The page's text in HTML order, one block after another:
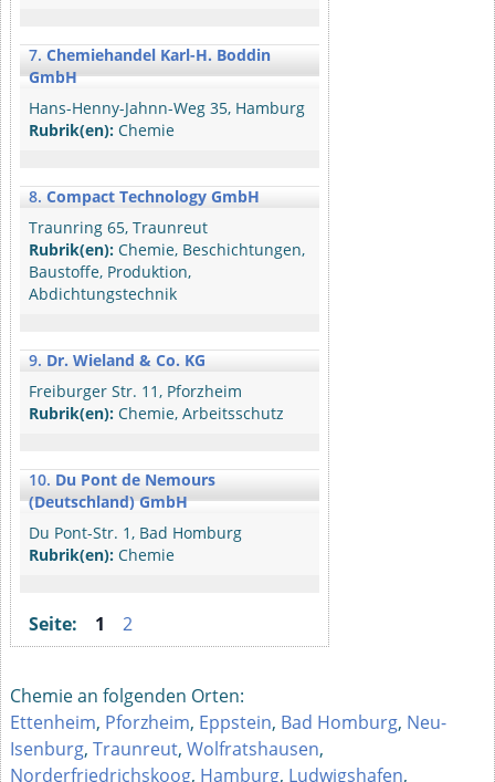
7. Chemiehandel Karl-H. Boddin
GmbH
Hans-Henny-Jahnn-Weg 35, Hamburg
Rubrik(en): Chemie
8. Compact Technology GmbH
Traunring 65, Traunreut
Rubrik(en): Chemie, Beschichtungen,
Baustoffe, Produktion,
Abdichtungstechnik
9. Dr. Wieland & Co. KG
Freiburger Str. 11, Pforzheim
Rubrik(en): Chemie, Arbeitsschutz
10. Du Pont de Nemours
(Deutschland) GmbH
Du Pont-Str. 1, Bad Homburg
Rubrik(en): Chemie
Seite: 1 2
Chemie an folgenden Orten:
Ettenheim, Pforzheim, Eppstein, Bad Homburg, Neu-
Isenburg, Traunreut, Wolfratshausen,
Norderfriedrichskoog, Hamburg, Ludwigshafen,